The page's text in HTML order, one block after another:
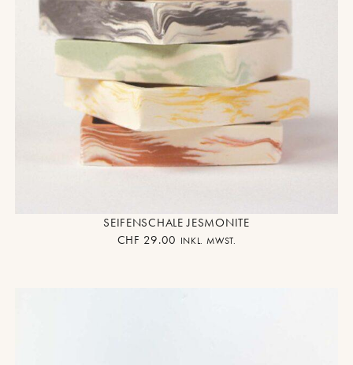
SEIFENSCHALE JESMONITE
CHF 29.00 INKL. MWST.